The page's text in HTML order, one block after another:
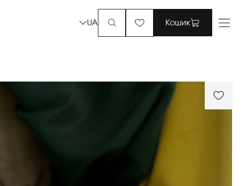
UA Кошик